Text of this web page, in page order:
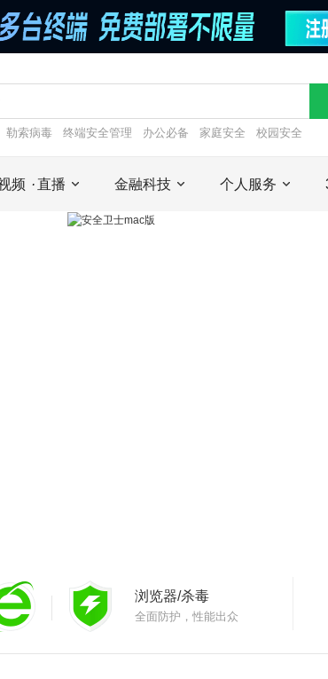
勒索病毒 终端安全管理 办公必备 家庭安全 校园安全
频 ·直播 金融科技 个人服务
浏览器/杀毒
全面防护，性能出众